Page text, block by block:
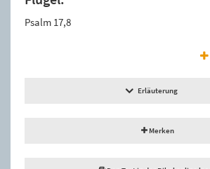
Psalm 17,8
Erläuterung
Merken